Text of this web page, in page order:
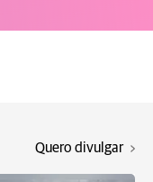
Quero divulgar